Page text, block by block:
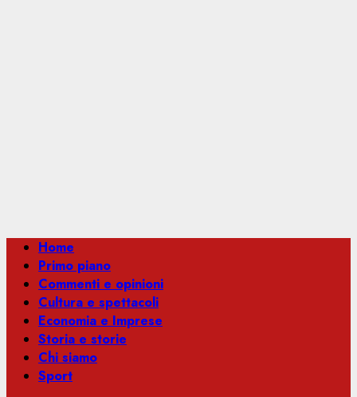
Menu
principale
Home
Primo piano
Commenti e opinioni
Cultura e spettacoli
Economia e Imprese
Storia e storie
Chi siamo
Sport